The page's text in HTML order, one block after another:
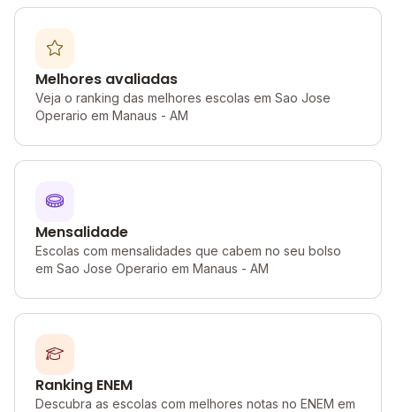
Melhores avaliadas
Veja o ranking das melhores escolas em Sao Jose
Operario em Manaus - AM
Mensalidade
Escolas com mensalidades que cabem no seu bolso
em Sao Jose Operario em Manaus - AM
Ranking ENEM
Descubra as escolas com melhores notas no ENEM em